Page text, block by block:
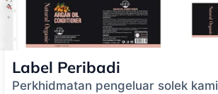
Label Peribadi
Perkhidmatan pengeluar solek kami